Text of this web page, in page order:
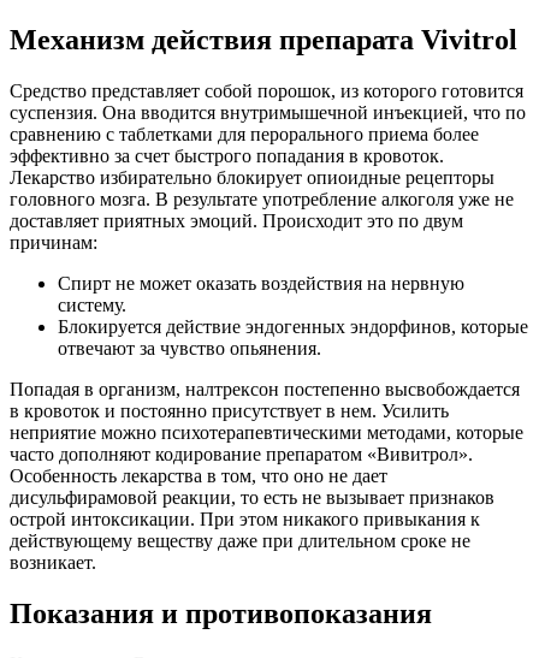
Механизм действия препарата Vivitrol
Средство представляет собой порошок, из которого готовится
суспензия. Она вводится внутримышечной инъекцией, что по
сравнению с таблетками для перорального приема более
эффективно за счет быстрого попадания в кровоток.
Лекарство избирательно блокирует опиоидные рецепторы
головного мозга. В результате употребление алкоголя уже не
доставляет приятных эмоций. Происходит это по двум
причинам:
Спирт не может оказать воздействия на нервную
систему.
Блокируется действие эндогенных эндорфинов, которые
отвечают за чувство опьянения.
Попадая в организм, налтрексон постепенно высвобождается
в кровоток и постоянно присутствует в нем. Усилить
неприятие можно психотерапевтическими методами, которые
часто дополняют кодирование препаратом «Вивитрол».
Особенность лекарства в том, что оно не дает
дисульфирамовой реакции, то есть не вызывает признаков
острой интоксикации. При этом никакого привыкания к
действующему веществу даже при длительном сроке не
возникает.
Показания и противопоказания